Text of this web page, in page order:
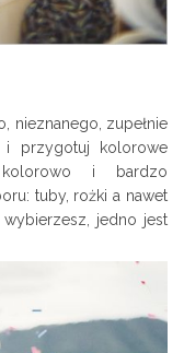
nieznanego, zupełnie
i przygotuj kolorowe
i bardzo
tuby, rożki a nawet
jedno jest